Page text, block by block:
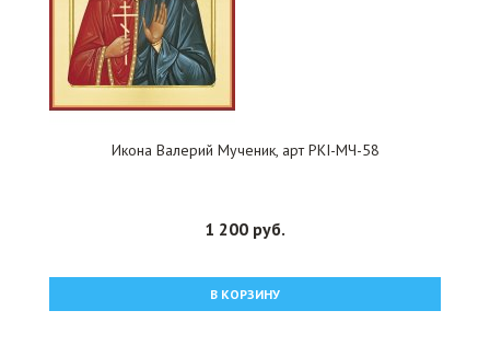
Икона Валерий Мученик, арт PKI-МЧ-58
1 200 руб.
В КОРЗИНУ